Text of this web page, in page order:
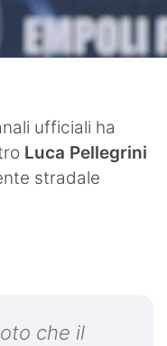
ufficiali ha
Luca Pellegrini
stradale
che il